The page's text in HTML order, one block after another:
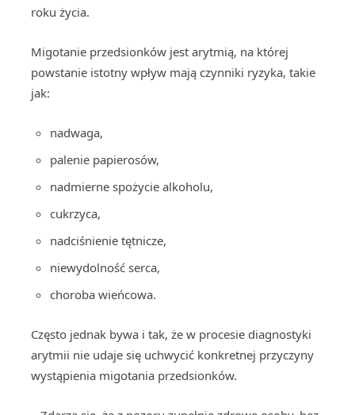
roku życia.
Migotanie przedsionków jest arytmią, na której
powstanie istotny wpływ mają czynniki ryzyka, takie
jak:
nadwaga,
palenie papierosów,
nadmierne spożycie alkoholu,
cukrzyca,
nadciśnienie tętnicze,
niewydolność serca,
choroba wieńcowa.
Często jednak bywa i tak, że w procesie diagnostyki
arytmii nie udaje się uchwycić konkretnej przyczyny
wystąpienia migotania przedsionków.